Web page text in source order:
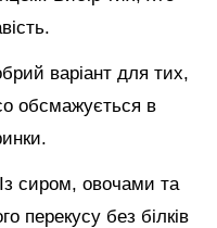
варіант для тих,
обсмажується в
Із сиром, овочами та
перекусу без білків